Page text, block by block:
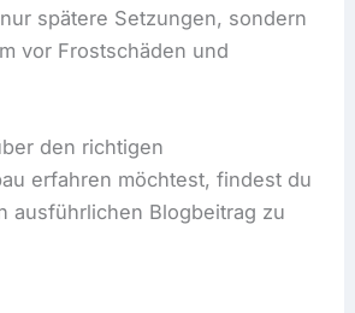
spätere Setzungen, sondern
vor Frostschäden und
den richtigen
erfahren möchtest, findest du
ausführlichen Blogbeitrag zu